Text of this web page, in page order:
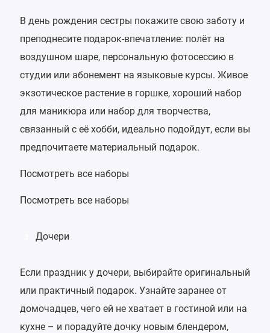
В день рождения сестры покажите свою заботу и
преподнесите подарок-впечатление: полёт на
воздушном шаре, персональную фотосессию в
студии или абонемент на языковые курсы. Живое
экзотическое растение в горшке, хороший набор
для маникюра или набор для творчества,
связанный с её хобби, идеально подойдут, если вы
предпочитаете материальный подарок.
Посмотреть все наборы
Посмотреть все наборы
Дочери
Если праздник у дочери, выбирайте оригинальный
или практичный подарок. Узнайте заранее от
домочадцев, чего ей не хватает в гостиной или на
кухне – и порадуйте дочку новым блендером,